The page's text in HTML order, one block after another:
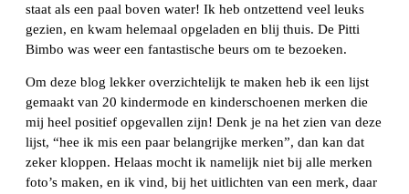
staat als een paal boven water! Ik heb ontzettend veel leuks
gezien, en kwam helemaal opgeladen en blij thuis. De Pitti
Bimbo was weer een fantastische beurs om te bezoeken.
Om deze blog lekker overzichtelijk te maken heb ik een lijst
gemaakt van 20 kindermode en kinderschoenen merken die
mij heel positief opgevallen zijn! Denk je na het zien van deze
lijst, “hee ik mis een paar belangrijke merken”, dan kan dat
zeker kloppen. Helaas mocht ik namelijk niet bij alle merken
foto’s maken, en ik vind, bij het uitlichten van een merk, daar